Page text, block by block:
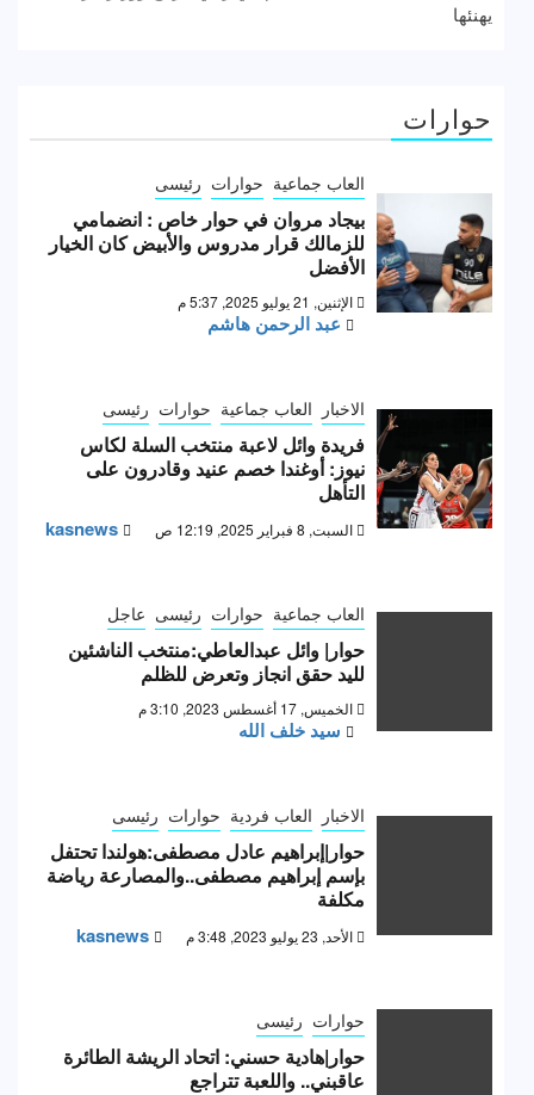
يهنئها
حوارات
العاب جماعية حوارات رئيسى
بيجاد مروان في حوار خاص : انضمامي
للزمالك قرار مدروس والأبيض كان الخيار
الأفضل
الإثنين, 21 يوليو 2025, 5:37 م
عبد الرحمن هاشم
الاخبار العاب جماعية حوارات رئيسى
فريدة وائل لاعبة منتخب السلة لكاس
نيوز: أوغندا خصم عنيد وقادرون على
التأهل
السبت, 8 فبراير 2025, 12:19 ص kasnews
العاب جماعية حوارات رئيسى عاجل
حوار| وائل عبدالعاطي:منتخب الناشئين
لليد حقق انجاز وتعرض للظلم
الخميس, 17 أغسطس 2023, 3:10 م
سيد خلف الله
الاخبار العاب فردية حوارات رئيسى
حوار|إبراهيم عادل مصطفى:هولندا تحتفل
بإسم إبراهيم مصطفى..والمصارعة رياضة
مكلفة
الأحد, 23 يوليو 2023, 3:48 م kasnews
حوارات رئيسى
حوار|هادية حسني: اتحاد الريشة الطائرة
عاقبني.. واللعبة تتراجع